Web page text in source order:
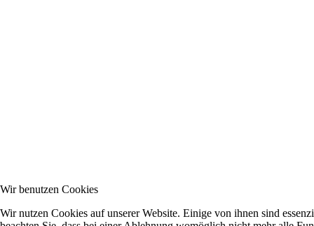
Wir benutzen Cookies
Wir nutzen Cookies auf unserer Website. Einige von ihnen sind